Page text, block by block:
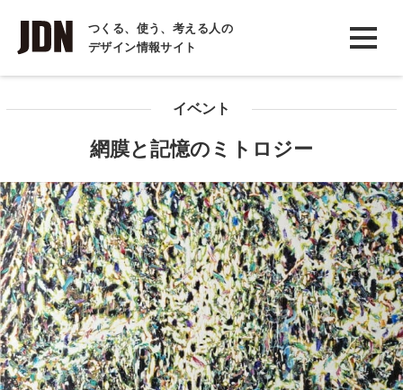
つくる、使う、考える人の
デザイン情報サイト
INTERVIEW
インタビュー
コラム
イベント
網膜と記憶のミトロジー